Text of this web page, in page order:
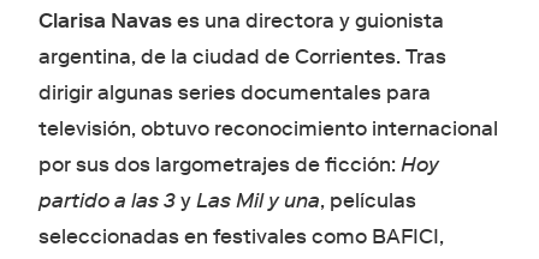
Clarisa Navases una directora y guionista
argentina, de la ciudad de Corrientes. Tras
dirigir algunas series documentales para
televisión, obtuvo reconocimiento internacional
por sus dos largometrajes de ficción:Hoy
partido a las 3yLas Mil y una, películas
seleccionadas en festivales como BAFICI,